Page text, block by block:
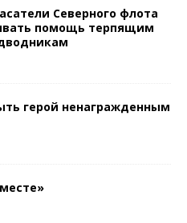
Северного флота
помощь терпящим
герой ненагражденным